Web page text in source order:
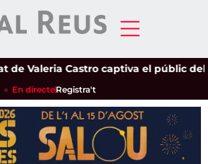
Castro captiva el públic del Parc del
En directeRegistra't